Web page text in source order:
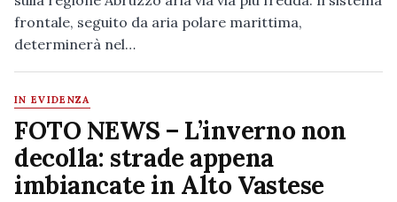
frontale, seguito da aria polare marittima,
determinerà nel…
IN EVIDENZA
FOTO NEWS – L’inverno non
decolla: strade appena
imbiancate in Alto Vastese